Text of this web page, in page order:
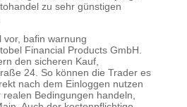
zu sehr günstigen
vor, bafin warnung
Financial Products GmbH.
den sicheren Kauf,
24. So können die Trader es
nach dem Einloggen nutzen
Bedingungen handeln,